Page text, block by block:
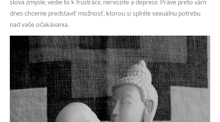
slova zmysle, vedie to k frustrácii, nervozite a depresii. Práve preto vám
dnes chceme predstaviť možnosť, ktorou si splníte sexuálnu potrebu
nad vaše očakávania.